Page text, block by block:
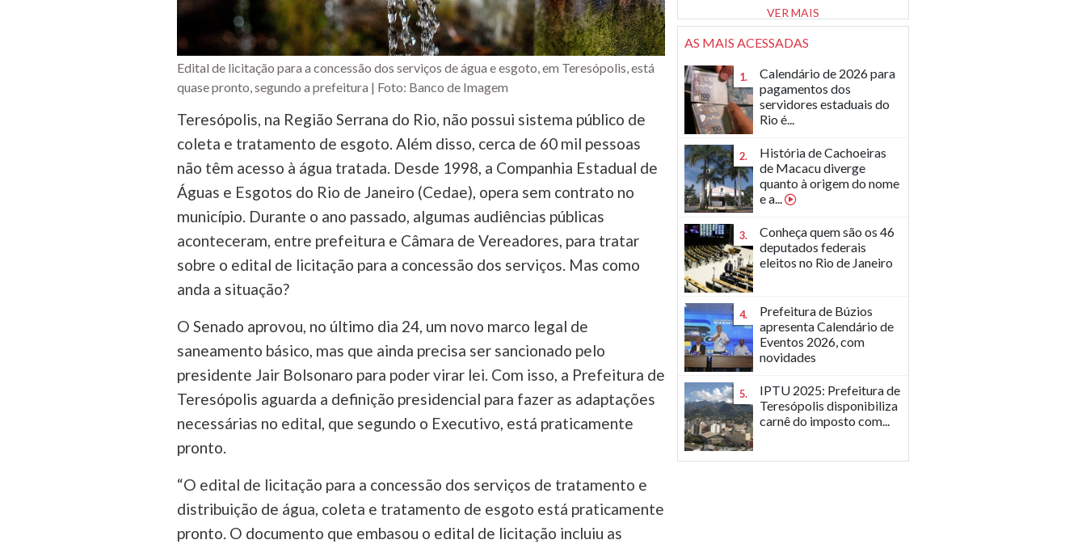
Edital de licitação para a concessão dos serviços de água e esgoto, em Teresópolis, está
quase pronto, segundo a prefeitura | Foto: Banco de Imagem
Teresópolis, na Região Serrana do Rio, não possui sistema público de
coleta e tratamento de esgoto. Além disso, cerca de 60 mil pessoas
não têm acesso à água tratada. Desde 1998, a Companhia Estadual de
Águas e Esgotos do Rio de Janeiro (Cedae), opera sem contrato no
município. Durante o ano passado, algumas audiências públicas
aconteceram, entre prefeitura e Câmara de Vereadores, para tratar
sobre o edital de licitação para a concessão dos serviços. Mas como
anda a situação?
O Senado aprovou, no último dia 24, um novo marco legal de
saneamento básico, mas que ainda precisa ser sancionado pelo
presidente Jair Bolsonaro para poder virar lei. Com isso, a Prefeitura de
Teresópolis aguarda a definição presidencial para fazer as adaptações
necessárias no edital, que segundo o Executivo, está praticamente
pronto.
“O edital de licitação para a concessão dos serviços de tratamento e
distribuição de água, coleta e tratamento de esgoto está praticamente
pronto. O documento que embasou o edital de licitação incluiu as
VER MAIS
AS MAIS ACESSADAS
1.
Calendário de 2026 para
pagamentos dos
servidores estaduais do
Rio é...
2.
História de Cachoeiras
de Macacu diverge
quanto à origem do nome
e a...
3.
Conheça quem são os 46
deputados federais
eleitos no Rio de Janeiro
4.
Prefeitura de Búzios
apresenta Calendário de
Eventos 2026, com
novidades
5.
IPTU 2025: Prefeitura de
Teresópolis disponibiliza
carnê do imposto com...